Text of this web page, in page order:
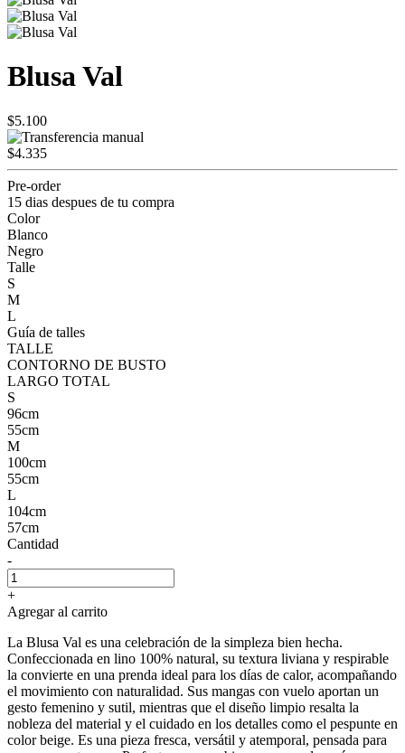
Blusa Val
$5.100
$4.335
Pre-order
15 dias despues de tu compra
Color
Blanco
Negro
Talle
S
M
L
Guía de talles
TALLE
CONTORNO DE BUSTO
LARGO TOTAL
S
96cm
55cm
M
100cm
55cm
L
104cm
57cm
Cantidad
-
+
Agregar al carrito
La Blusa Val es una celebración de la simpleza bien hecha.
Confeccionada en lino 100% natural, su textura liviana y respirable
la convierte en una prenda ideal para los días de calor, acompañando
el movimiento con naturalidad. Sus mangas con vuelo aportan un
gesto femenino y sutil, mientras que el diseño limpio resalta la
nobleza del material y el cuidado en los detalles como el pespunte en
color beige. Es una pieza fresca, versátil y atemporal, pensada para